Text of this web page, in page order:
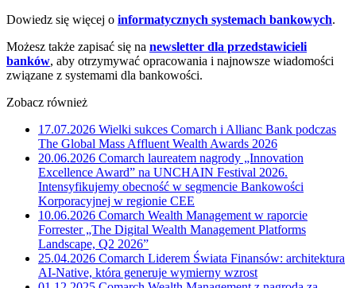
Dowiedz się więcej o informatycznych systemach bankowych.
Możesz także zapisać się na newsletter dla przedstawicieli
banków, aby otrzymywać opracowania i najnowsze wiadomości
związane z systemami dla bankowości.
Zobacz również
17.07.2026 Wielki sukces Comarch i Allianc Bank podczas
The Global Mass Affluent Wealth Awards 2026
20.06.2026 Comarch laureatem nagrody „Innovation
Excellence Award” na UNCHAIN Festival 2026.
Intensyfikujemy obecność w segmencie Bankowości
Korporacyjnej w regionie CEE
10.06.2026 Comarch Wealth Management w raporcie
Forrester „The Digital Wealth Management Platforms
Landscape, Q2 2026”
25.04.2026 Comarch Liderem Świata Finansów: architektura
AI-Native, która generuje wymierny wzrost